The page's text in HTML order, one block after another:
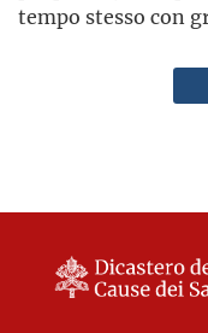
tempo stesso con